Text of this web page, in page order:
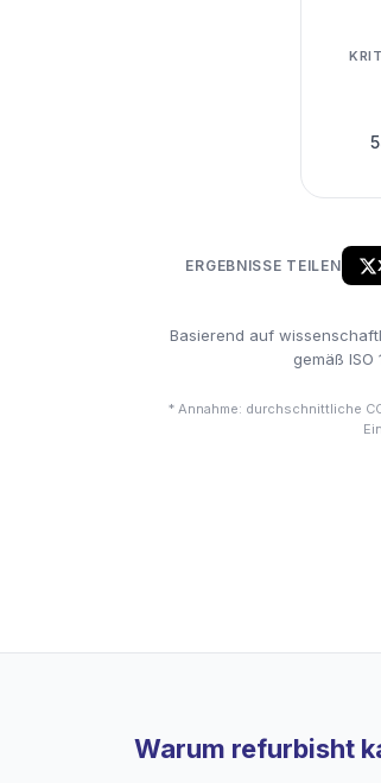
ERGEBNISSE TEILEN
Basierend auf
gemäß ISO
* Annahme: durchschnittliche
Warum refurbisht